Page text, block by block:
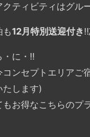
クティビティはグル
も12月特別送迎付き‼︎
に・ ‼️
コンセプトエリアご
たします)
もお得なこちらのプ